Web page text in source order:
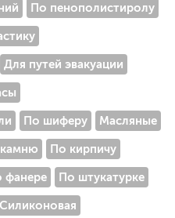
По пенополистиролу
Для путей эвакуации
По шиферу Масляные
По кирпичу
фанере По штукатурке
Силиконовая